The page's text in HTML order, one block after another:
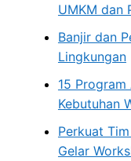
UMKM dan
Banjir dan
Lingkungan
15
Kebutuhan
Perkuat
Gelar